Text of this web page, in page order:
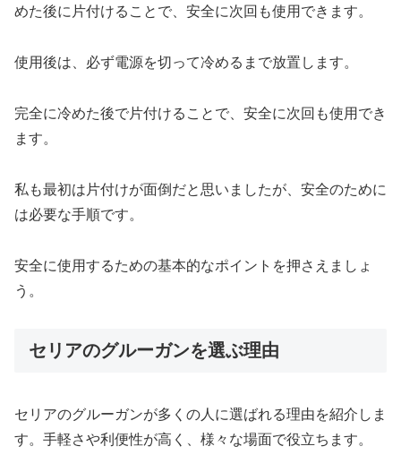
めた後に片付けることで、安全に次回も使用できます。
使用後は、必ず電源を切って冷めるまで放置します。
完全に冷めた後で片付けることで、安全に次回も使用でき
ます。
私も最初は片付けが面倒だと思いましたが、安全のために
は必要な手順です。
安全に使用するための基本的なポイントを押さえましょ
う。
セリアのグルーガンを選ぶ理由
セリアのグルーガンが多くの人に選ばれる理由を紹介しま
す。手軽さや利便性が高く、様々な場面で役立ちます。